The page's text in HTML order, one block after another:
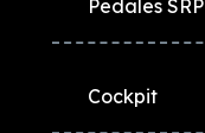
Pedales SRP
Cockpit